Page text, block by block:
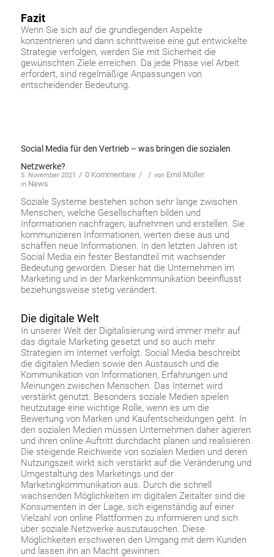
Fazit
Wenn Sie sich auf die grundlegenden Aspekte
konzentrieren und dann schrittweise eine gut entwickelte
Strategie verfolgen, werden Sie mit Sicherheit die
gewünschten Ziele erreichen. Da jede Phase viel Arbeit
erfordert, sind regelmäßige Anpassungen von
entscheidender Bedeutung.
Social Media für den Vertrieb – was bringen die sozialen
Netzwerke?
5. November 2021 / 0 Kommentare /
in News
/ von Emil Müller
Soziale Systeme bestehen schon sehr lange zwischen
Menschen, welche Gesellschaften bilden und
Informationen nachfragen, aufnehmen und erstellen. Sie
kommunizieren Informationen, werten diese aus und
schaffen neue Informationen. In den letzten Jahren ist
Social Media ein fester Bestandteil mit wachsender
Bedeutung geworden. Dieser hat die Unternehmen im
Marketing und in der Markenkommunikation beeinflusst
beziehungsweise stetig verändert.
Die digitale Welt
In unserer Welt der Digitalisierung wird immer mehr auf
das digitale Marketing gesetzt und so auch mehr
Strategien im Internet verfolgt. Social Media beschreibt
die digitalen Medien sowie den Austausch und die
Kommunikation von Informationen, Erfahrungen und
Meinungen zwischen Menschen. Das Internet wird
verstärkt genutzt. Besonders soziale Medien spielen
heutzutage eine wichtige Rolle, wenn es um die
Bewertung von Marken und Kaufentscheidungen geht. In
den sozialen Medien müssen Unternehmen daher agieren
und ihren online Auftritt durchdacht planen und realisieren.
Die steigende Reichweite von sozialen Medien und deren
Nutzungszeit wirkt sich verstärkt auf die Veränderung und
Umgestaltung des Marketings und der
Marketingkommunikation aus. Durch die schnell
wachsenden Möglichkeiten im digitalen Zeitalter sind die
Konsumenten in der Lage, sich eigenständig auf einer
Vielzahl von online Plattformen zu informieren und sich
über soziale Netzwerke auszutauschen. Diese
Möglichkeiten erschweren den Umgang mit dem Kunden
und lassen ihn an Macht gewinnen.